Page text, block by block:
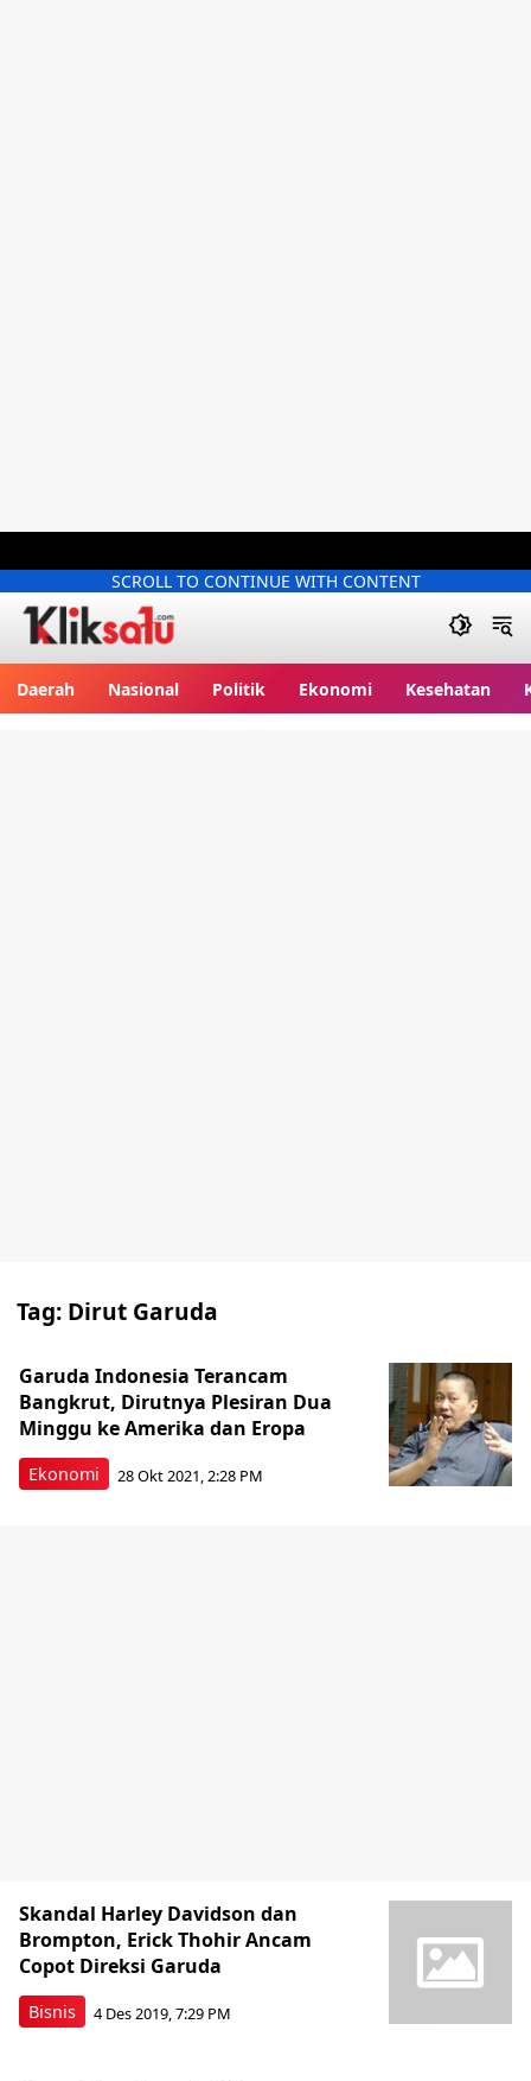
SCROLL TO CONTINUE WITH CONTENT
Daerah Nasional Politik Ekonomi Kesehatan
Tag: Dirut Garuda
Ekonomi
Garuda Indonesia Terancam
Bangkrut, Dirutnya Plesiran Dua
Minggu ke Amerika dan Eropa
28 Okt 2021, 2:28 PM
Bisnis
Skandal Harley Davidson dan
Brompton, Erick Thohir Ancam
Copot Direksi Garuda
4 Des 2019, 7:29 PM